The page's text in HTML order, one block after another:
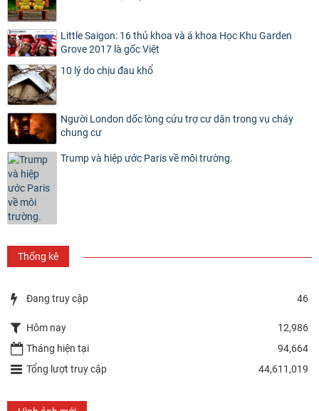
Little Saigon: 16 thủ khoa và á khoa Học Khu Garden
Grove 2017 là gốc Việt
10 lý do chịu đau khổ
Người London dốc lòng cứu trợ cư dân trong vụ cháy
chung cư
Trump và hiệp ước Paris về môi trường.
Thống kê
Đang truy cập 46
Hôm nay
12,986
Tháng hiện tại
94,664
Tổng lượt truy cập
44,611,019